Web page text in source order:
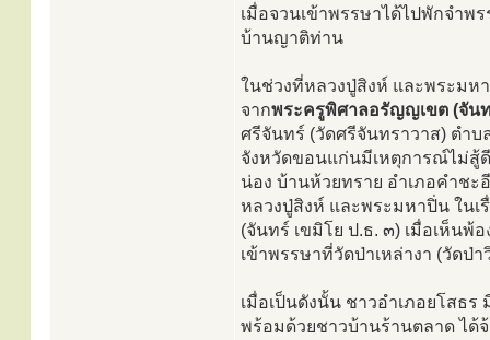
เมื่อจวนเข้าพรรษาได้ไปพักจำพ
บ้านญาติท่าน
ในช่วงที่หลวงปู่สิงห์ และพระมห
จากพระครูพิศาลอรัญญเขต (จัน
ศรีจันทร์ (วัดศรีจันทราวาส) ตำบ
จังหวัดขอนแก่นมีเหตุการณ์ไม่สู้
น่อง บ้านห้วยทราย อำเภอคำช
หลวงปู่สิงห์ และพระมหาปิ่น ใน
(จันทร์ เขมิโย ป.ธ. ๓) เมื่อเห็น
เข้าพรรษาที่วัดป่าเหล่างา (วัดป่
เมื่อเป็นดังนั้น ชาวอำเภอยโสธ
พร้อมด้วยชาวบ้านร้านตลาด ได้